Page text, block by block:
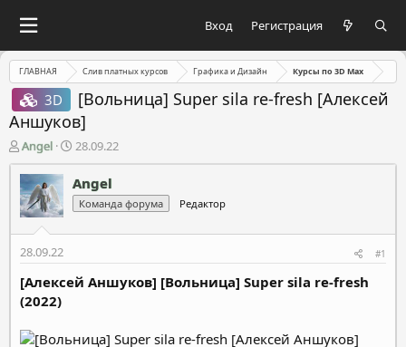
Вход Регистрация
ГЛАВНАЯ Слив платных курсов Графика и Дизайн Курсы по 3D Max
3D
[Вольница] Super sila re-fresh [Алексей
Аншуков]
А
в
т
о
р
м
ы
Angel
Д
а
т
а
н
а
л
а
28.09.22
Angel
Команда форума Редактор
28.09.22 #1
[Алексей Аншуков] [Вольница] Super sila re-fresh
(2022)